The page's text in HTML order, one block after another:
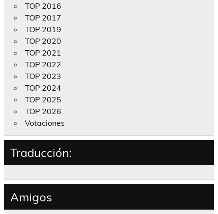
TOP 2016
TOP 2017
TOP 2019
TOP 2020
TOP 2021
TOP 2022
TOP 2023
TOP 2024
TOP 2025
TOP 2026
Votaciones
Traducción:
Amigos